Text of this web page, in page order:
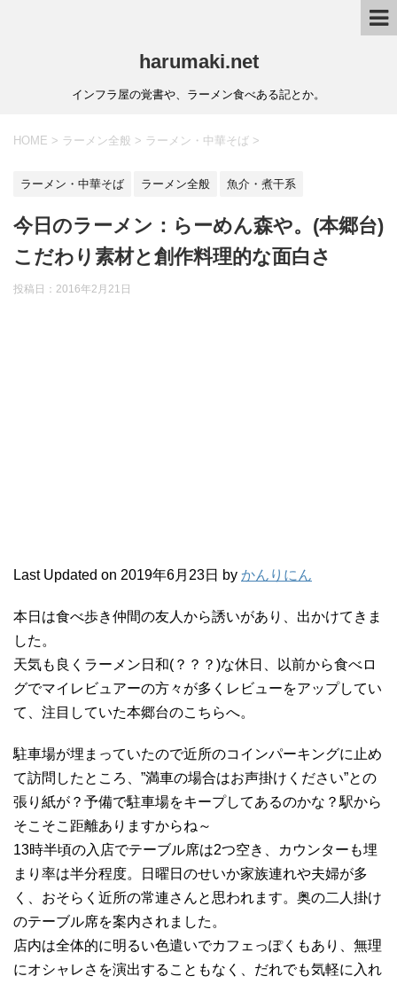
harumaki.net
インフラ屋の覚書や、ラーメン食べある記とか。
HOME > ラーメン全般 > ラーメン・中華そば >
ラーメン・中華そば ラーメン全般 魚介・煮干系
今日のラーメン：らーめん森や。(本郷台)
こだわり素材と創作料理的な面白さ
投稿日：2016年2月21日
Last Updated on 2019年6月23日 by かんりにん
本日は食べ歩き仲間の友人から誘いがあり、出かけてきま
した。
天気も良くラーメン日和(？？？)な休日、以前から食べロ
グでマイレビュアーの方々が多くレビューをアップしてい
て、注目していた本郷台のこちらへ。
駐車場が埋まっていたので近所のコインパーキングに止め
て訪問したところ、”満車の場合はお声掛けください”との
張り紙が？予備で駐車場をキープしてあるのかな？駅から
そこそこ距離ありますからね～
13時半頃の入店でテーブル席は2つ空き、カウンターも埋
まり率は半分程度。日曜日のせいか家族連れや夫婦が多
く、おそらく近所の常連さんと思われます。奥の二人掛け
のテーブル席を案内されました。
店内は全体的に明るい色遣いでカフェっぽくもあり、無理
にオシャレさを演出することもなく、だれでも気軽に入れ